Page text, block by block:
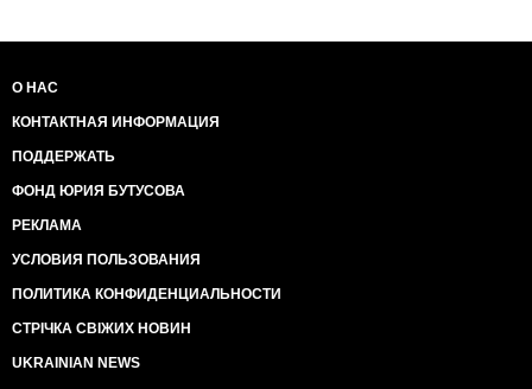
О НАС
КОНТАКТНАЯ ИНФОРМАЦИЯ
ПОДДЕРЖАТЬ
ФОНД ЮРИЯ БУТУСОВА
РЕКЛАМА
УСЛОВИЯ ПОЛЬЗОВАНИЯ
ПОЛИТИКА КОНФИДЕНЦИАЛЬНОСТИ
СТРІЧКА СВІЖИХ НОВИН
UKRAINIAN NEWS